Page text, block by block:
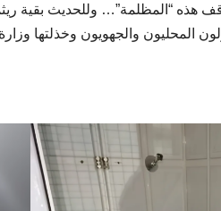
هذه “المظلمة”… وللحديث بقية
المحليون والجهويون وخذلتها